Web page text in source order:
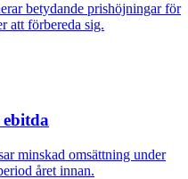
betydande prishöjningar för
att förbereda sig.
minskad omsättning under
året innan.